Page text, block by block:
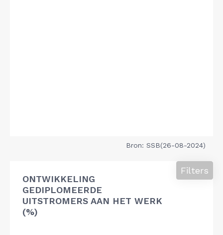
Bron: SSB(26-08-2024)
ONTWIKKELING
GEDIPLOMEERDE
UITSTROMERS AAN HET WERK
(%)
Filters